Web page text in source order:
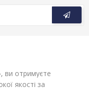
, ви отримуєте
якості за